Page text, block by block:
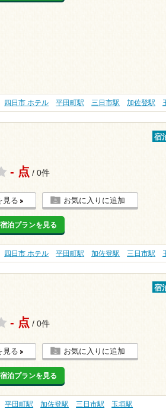
四日市 ホテル 平田町駅 三日市駅 加佐登駅
宿
- 点 / 0件
見る お気に入りに追加
泊プランを見る
四日市 ホテル 平田町駅 加佐登駅 三日市駅
宿
- 点 / 0件
見る お気に入りに追加
泊プランを見る
平田町駅 加佐登駅 三日市駅 玉垣駅